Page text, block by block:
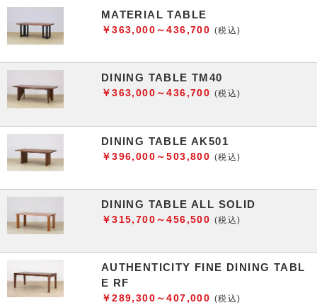
MATERIAL TABLE
￥363,000～436,700 (税込)
DINING TABLE TM40
￥363,000～436,700 (税込)
DINING TABLE AK501
￥396,000～503,800 (税込)
DINING TABLE ALL SOLID
￥315,700～456,500 (税込)
AUTHENTICITY FINE DINING TABL
E RF
￥289,300～407,000 (税込)